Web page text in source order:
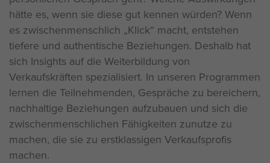
hätte es, wenn sie diese gut kennen würden? Wenn
es zwischenmenschlich „Klick“ macht, entstehen
tiefere und authentische Beziehungen. Deshalb hat
sich Insights auf die Weiterbildung von
Verkaufskräften spezialisiert. In unseren Programmen
lernen die Teilnehmenden, Gespräche zu bereichern,
nachhaltige Beziehungen aufzubauen und sich die
zwischenmenschlichen Fähigkeiten zunutze zu
machen, die sie zu erstklassigen Verkaufsprofis
machen.